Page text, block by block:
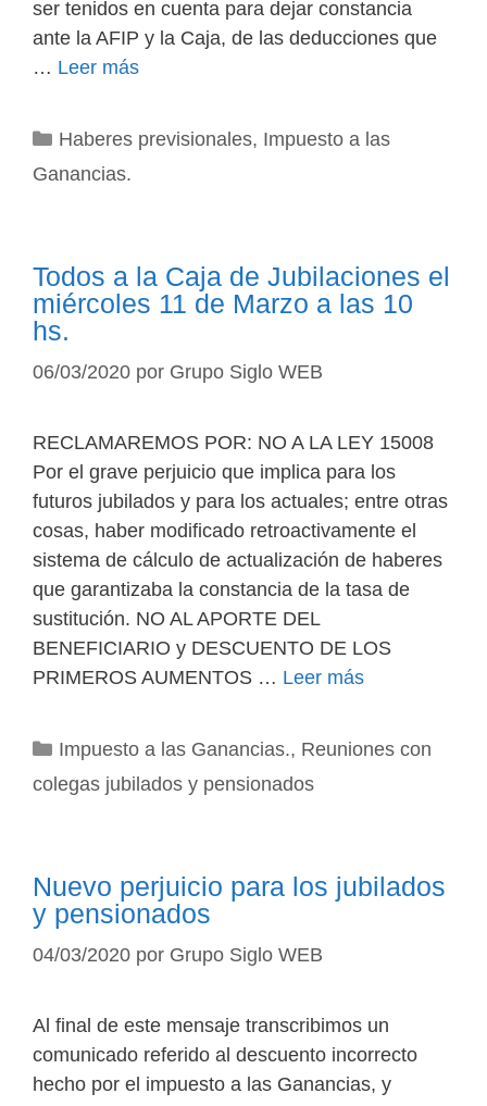
ser tenidos en cuenta para dejar constancia
ante la AFIP y la Caja, de las deducciones que
… Leer más
Categorías
Haberes previsionales, Impuesto a las
Ganancias.
Todos a la Caja de Jubilaciones el
miércoles 11 de Marzo a las 10
hs.
06/03/2020 por Grupo Siglo WEB
RECLAMAREMOS POR: NO A LA LEY 15008
Por el grave perjuicio que implica para los
futuros jubilados y para los actuales; entre otras
cosas, haber modificado retroactivamente el
sistema de cálculo de actualización de haberes
que garantizaba la constancia de la tasa de
sustitución. NO AL APORTE DEL
BENEFICIARIO y DESCUENTO DE LOS
PRIMEROS AUMENTOS … Leer más
Categorías
Impuesto a las Ganancias., Reuniones con
colegas jubilados y pensionados
Nuevo perjuicio para los jubilados
y pensionados
04/03/2020 por Grupo Siglo WEB
Al final de este mensaje transcribimos un
comunicado referido al descuento incorrecto
hecho por el impuesto a las Ganancias, y